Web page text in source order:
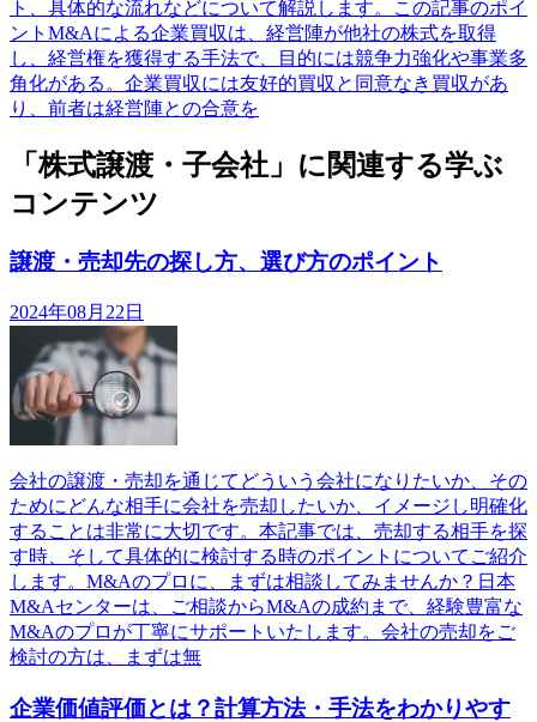
ト、具体的な流れなどについて解説します。この記事のポイ
ントM&Aによる企業買収は、経営陣が他社の株式を取得
し、経営権を獲得する手法で、目的には競争力強化や事業多
角化がある。企業買収には友好的買収と同意なき買収があ
り、前者は経営陣との合意を
「株式譲渡・子会社」に関連する学ぶ
コンテンツ
譲渡・売却先の探し方、選び方のポイント
2024年08月22日
会社の譲渡・売却を通じてどういう会社になりたいか、その
ためにどんな相手に会社を売却したいか、イメージし明確化
することは非常に大切です。本記事では、売却する相手を探
す時、そして具体的に検討する時のポイントについてご紹介
します。M&Aのプロに、まずは相談してみませんか？日本
M&Aセンターは、ご相談からM&Aの成約まで、経験豊富な
M&Aのプロが丁寧にサポートいたします。会社の売却をご
検討の方は、まずは無
企業価値評価とは？計算方法・手法をわかりやす